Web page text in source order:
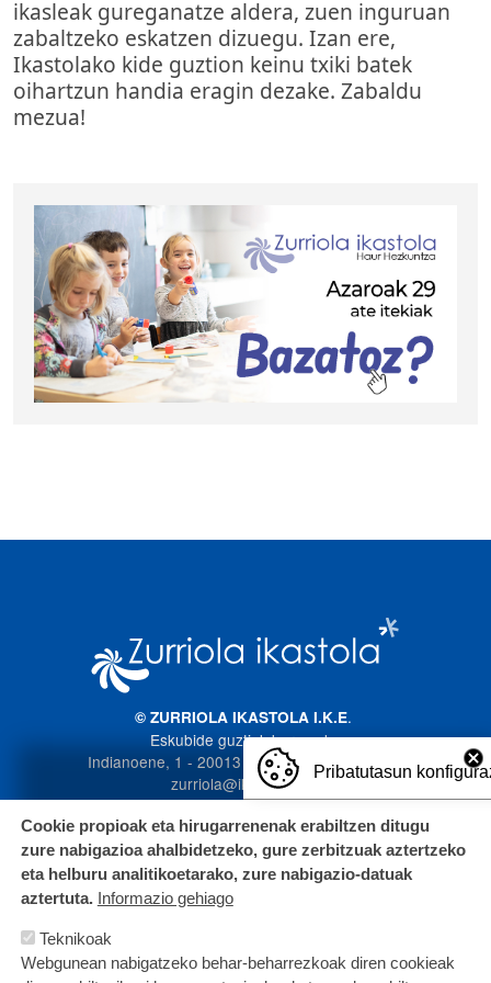
ikasleak gureganatze aldera, zuen inguruan
zabaltzeko eskatzen dizuegu. Izan ere,
Ikastolako kide guztion keinu txiki batek
oihartzun handia eragin dezake. Zabaldu
mezua!
© ZURRIOLA IKASTOLA I.K.E.
Eskubide guztiak bere esku
Indianoene, 1 - 20013 Donostia. 943 272 587
zurriola@ikastola.eus
Pribatutasun
Cookie propioak eta hirugarrenenak erabiltzen ditugu
zure nabigazioa ahalbidetzeko, gure zerbitzuak aztertzeko
eta helburu analitikoetarako, zure nabigazio-datuak
aztertuta. Informazio gehiago
Teknikoak
Webgunean nabigatzeko behar-beharrezkoak diren cookieak